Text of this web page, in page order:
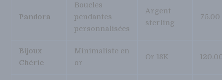
Pandora
Boucles
pendantes
personnalisées
Argent
sterling
75.00
Bijoux
Chérie
Minimaliste en
or
Or 18K